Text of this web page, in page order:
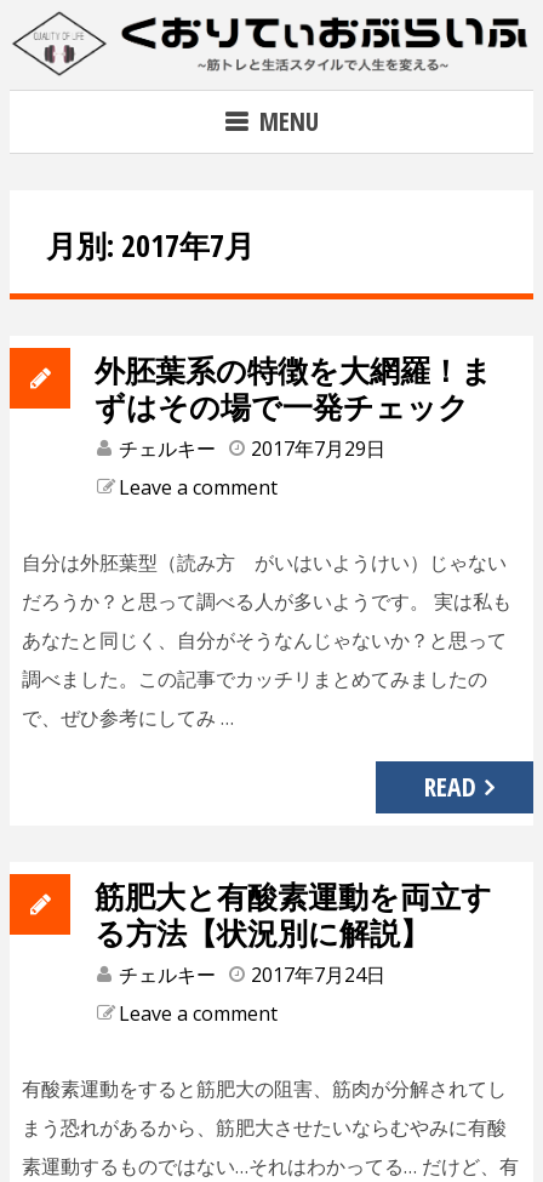
Skip
MENU
月別: 2017年7月
外胚葉系の特徴を大網羅！ま
ずはその場で一発チェック
チェルキー
2017年7月29日
Leave a comment
自分は外胚葉型（読み方 がいはいようけい）じゃない
だろうか？と思って調べる人が多いようです。 実は私も
あなたと同じく、自分がそうなんじゃないか？と思って
調べました。この記事でカッチリまとめてみましたの
で、ぜひ参考にしてみ …
READ
筋肥大と有酸素運動を両立す
る方法【状況別に解説】
チェルキー
2017年7月24日
Leave a comment
有酸素運動をすると筋肥大の阻害、筋肉が分解されてし
まう恐れがあるから、筋肥大させたいならむやみに有酸
素運動するものではない…それはわかってる… だけど、有